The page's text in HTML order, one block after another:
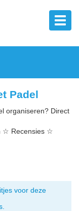
Padel
organiseren? Direct
☆ Recensies ☆
voor deze